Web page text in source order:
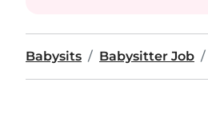
Babysits Babysitter Job